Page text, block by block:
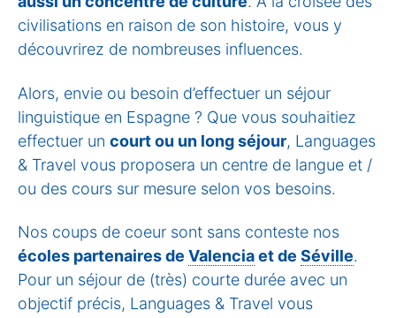
civilisations en raison de son histoire, vous y
découvrirez de nombreuses influences.
Alors, envie ou besoin d’effectuer un séjour
linguistique en Espagne ? Que vous souhaitiez
effectuer un court ou un long séjour, Languages
& Travel vous proposera un centre de langue et /
ou des cours sur mesure selon vos besoins.
Nos coups de coeur sont sans conteste nos
écoles partenaires de Valenciaet de Séville.
Pour un séjour de (très) courte durée avec un
objectif précis, Languages & Travel vous